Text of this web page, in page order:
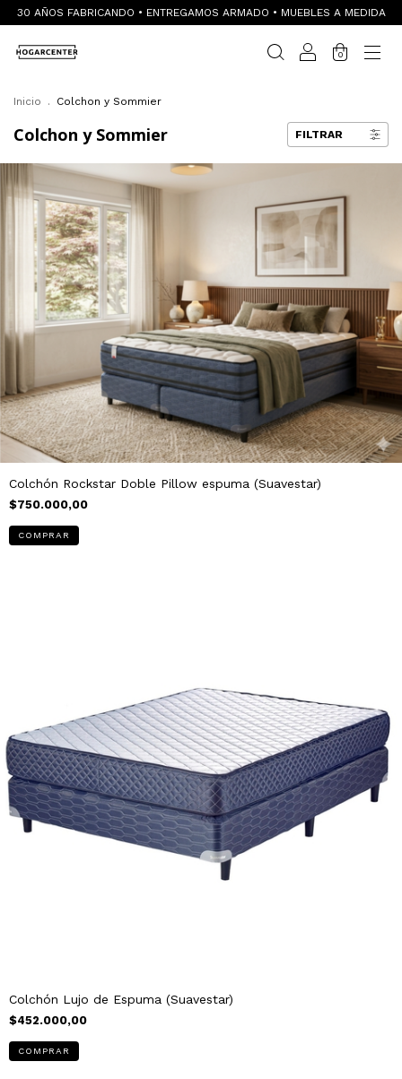
30 AÑOS FABRICANDO • ENTREGAMOS ARMADO • MUEBLES A MEDIDA
0
Inicio . Colchon y Sommier
Colchon y Sommier FILTRAR
Colchón Rockstar Doble Pillow espuma (Suavestar)
$750.000,00
COMPRAR
Colchón Lujo de Espuma (Suavestar)
$452.000,00
COMPRAR